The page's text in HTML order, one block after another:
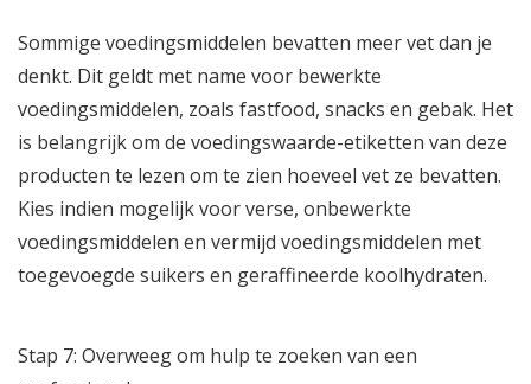
Sommige voedingsmiddelen bevatten meer vet dan je
denkt. Dit geldt met name voor bewerkte
voedingsmiddelen, zoals fastfood, snacks en gebak. Het
is belangrijk om de voedingswaarde-etiketten van deze
producten te lezen om te zien hoeveel vet ze bevatten.
Kies indien mogelijk voor verse, onbewerkte
voedingsmiddelen en vermijd voedingsmiddelen met
toegevoegde suikers en geraffineerde koolhydraten.
Stap 7: Overweeg om hulp te zoeken van een